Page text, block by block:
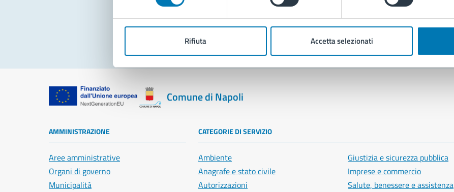
Rifiuta Accetta selezionati
Segnala disservizio
Comune di Napoli
AMMINISTRAZIONE
Aree amministrative
Organi di governo
Municipalità
CATEGORIE DI SERVIZIO
Ambiente
Anagrafe e stato civile
Autorizzazioni
Giustizia e sicurezza pubblica
Imprese e commercio
Salute, benessere e assistenza